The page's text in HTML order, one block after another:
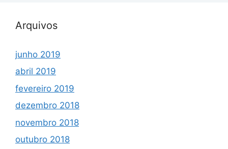
Arquivos
junho 2019
abril 2019
fevereiro 2019
dezembro 2018
novembro 2018
outubro 2018